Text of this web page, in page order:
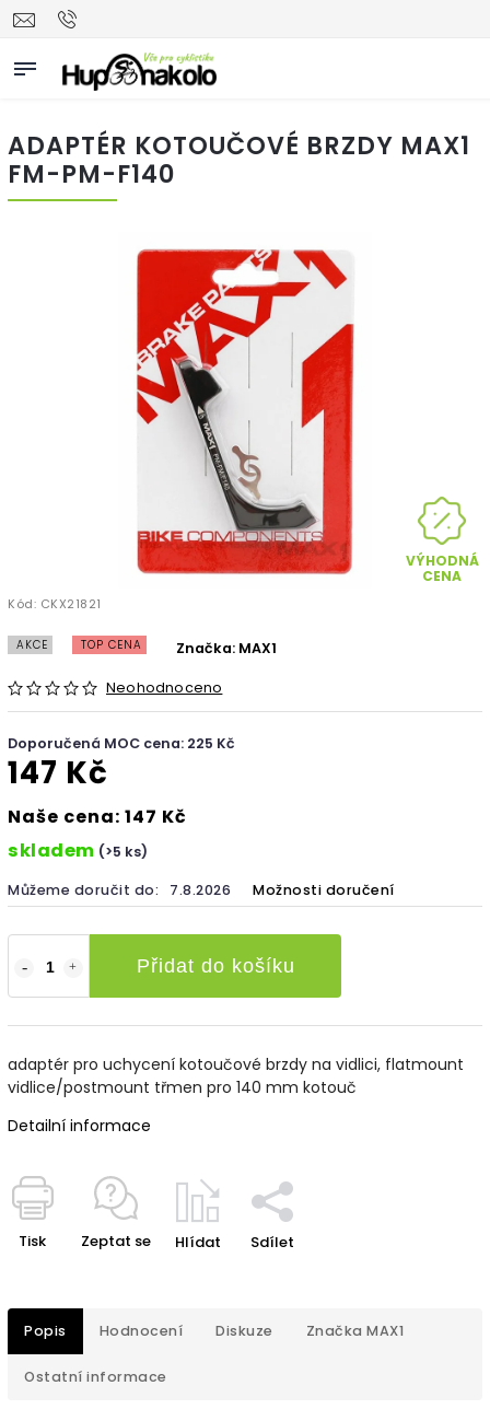
ADAPTÉR KOTOUČOVÉ BRZDY MAX1
FM-PM-F140
VÝHODNÁ
CENA
Kód: CKX21821
AKCE TOP CENA
Neohodnoceno
Značka: MAX1
Doporučená MOC cena: 225 Kč
147 Kč
Naše cena: 147 Kč
skladem (>5 ks)
Můžeme doručit do: 7.8.2026 Možnosti doručení
Přidat do košíku
adaptér pro uchycení kotoučové brzdy na vidlici, flatmount
vidlice/postmount třmen pro 140 mm kotouč
Detailní informace
Tisk Zeptat se Hlídat Sdílet
Popis Hodnocení Diskuze Značka MAX1
Ostatní informace